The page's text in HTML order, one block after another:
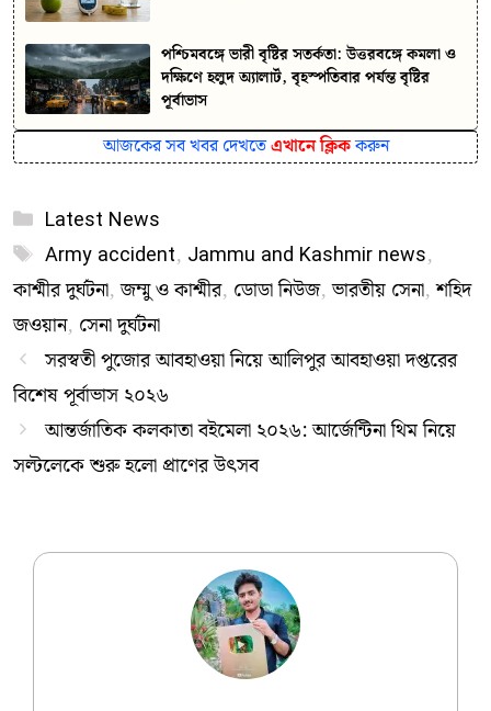
পশ্চিমবঙ্গে ভারী বৃষ্টির সতর্কতা: উত্তরবঙ্গে কমলা ও
দক্ষিণে হলুদ অ্যালার্ট, বৃহস্পতিবার পর্যন্ত বৃষ্টির
পূর্বাভাস
আজকের সব খবর দেখতেএখানে ক্লিককরুন
Categories
Latest News
Tags
Army accident, Jammu and Kashmir news,
কাশ্মীর দুর্ঘটনা,জম্মু ও কাশ্মীর, ডোডা নিউজ,ভারতীয় সেনা,শহিদ
জওয়ান, সেনা দুর্ঘটনা
সরস্বতী পুজোর আবহাওয়া নিয়ে আলিপুর আবহাওয়া দপ্তরের
বিশেষ পূর্বাভাস ২০২৬
আন্তর্জাতিক কলকাতা বইমেলা ২০২৬: আর্জেন্টিনা থিম নিয়ে
সল্টলেকে শুরু হলো প্রাণের উৎসব